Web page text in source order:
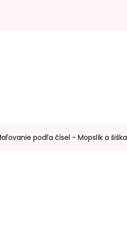
podľa čísel - Mopslík a šiška